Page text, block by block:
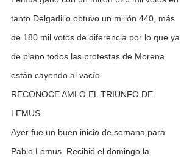
tanto Delgadillo obtuvo un millón 440, más
de 180 mil votos de diferencia por lo que ya
de plano todos las protestas de Morena
están cayendo al vacío.
RECONOCE AMLO EL TRIUNFO DE
LEMUS
Ayer fue un buen inicio de semana para
Pablo Lemus. Recibió el domingo la